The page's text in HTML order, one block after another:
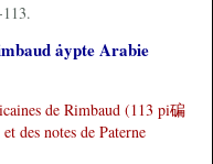
ȧypte Arabie
de Rimbaud (113 pi碥
des notes de Paterne